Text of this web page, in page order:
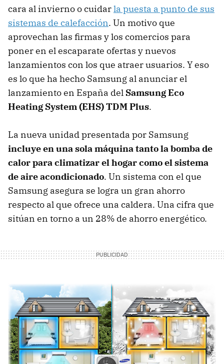
cara al invierno o cuidarla puesta a punto de sus
sistemas de calefacción. Un motivo que
aprovechan las firmas y los comercios para
poner en el escaparate ofertas y nuevos
lanzamientos con los que atraer usuarios. Y eso
es lo que ha hecho Samsung al anunciar el
lanzamiento en España del Samsung Eco
Heating System (EHS) TDM Plus.
La nueva unidad presentada por Samsung
incluye en una sola máquina tanto la bomba de
calor para climatizar el hogar como el sistema
de aire acondicionado. Un sistema con el que
Samsung asegura se logra un gran ahorro
respecto al que ofrece una caldera. Una cifra que
sitúan en torno a un 28% de ahorro energético.